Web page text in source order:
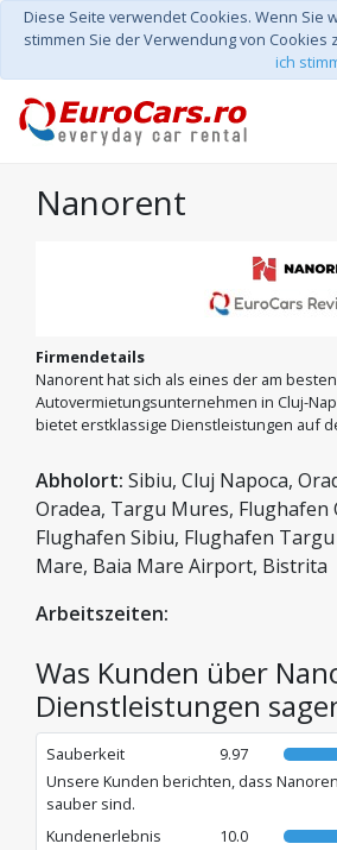
Diese Seite verwendet Cookies. Wenn Sie
stimmen Sie der Verwendung von Cookies
ich
Nanorent
Firmendetails
Nanorent hat sich als eines der am
Autovermietungsunternehmen in Cluj-
bietet erstklassige Dienstleistungen auf
Komfort ein und bieten eine kostenlose
Lieferung direkt am internationalen
an. Mit einer ehrlichen Buchungspolitik
ist Nanorent Ihr idealer Mobilitätspartner
und bedient professionell die Städte Cluj-
Mureș, Bistrița, Baia Mare und Oradea.
Abholort: Sibiu, Cluj Napoca,
Oradea, Targu Mures, Flughafen
Flughafen Sibiu, Flughafen
Mare, Baia Mare Airport, Bistrita
Arbeitszeiten:
Was Kunden über
Dienstleistungen
Sauberkeit
9.97
Unsere Kunden berichten, dass
sauber sind.
Kundenerlebnis
10.0